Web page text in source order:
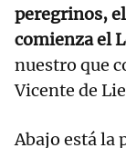
peregrinos,
comienza el
nuestro que
Vicente de
Abajo está la